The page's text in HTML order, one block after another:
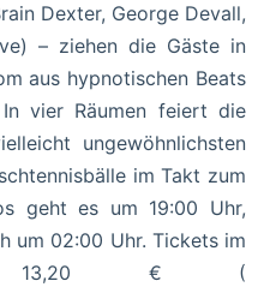
Dexter, George Devall,
– ziehen die Gäste in
aus hypnotischen Beats
vier Räumen feiert die
ungewöhnlichsten
im Takt zum
geht es um 19:00 Uhr,
um 02:00 Uhr. Tickets im
13,20 € (